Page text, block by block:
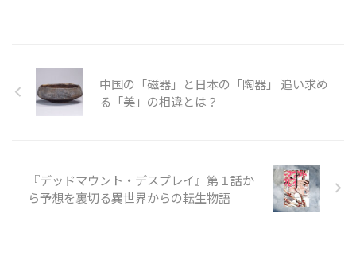
中国の「磁器」と日本の「陶器」 追い求め
る「美」の相違とは？
『デッドマウント・デスプレイ』第１話か
ら予想を裏切る異世界からの転生物語